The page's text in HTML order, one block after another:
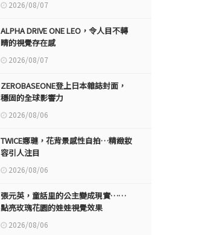
2026/08/07
ALPHA DRIVE ONE LEO，令人目不轉
睛的視覺存在感
2026/08/07
ZEROBASEONE登上日本雜誌封面，
穩固的全球影響力
2026/08/06
TWICE娜璉，花背景感性自拍…精緻妝
容引人注目
2026/08/06
張元英，童話里的公主變成現實……
點亮玫瑰花園的娃娃視覺效果
2026/08/06